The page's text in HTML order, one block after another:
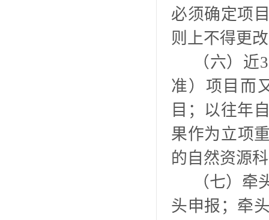
必须确定项
则上不得更
（六）近
准）项目而
目；以往年
果作为立项
的自然资源
（七）
头申报；牵